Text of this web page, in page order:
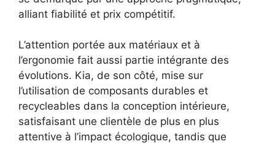
alliant fiabilité et prix compétitif.
L’attention portée aux matériaux et à
l’ergonomie fait aussi partie intégrante des
évolutions. Kia, de son côté, mise sur
l’utilisation de composants durables et
recycleables dans la conception intérieure,
satisfaisant une clientèle de plus en plus
attentive à l’impact écologique, tandis que